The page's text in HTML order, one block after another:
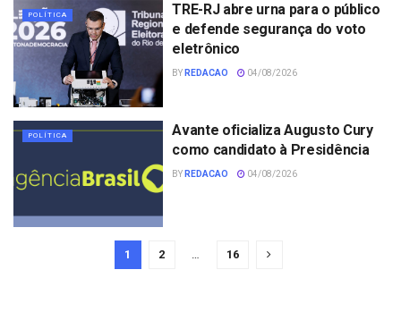
POLÍTICA
TRE-RJ abre urna para o público
e defende segurança do voto
eletrônico
BY REDACAO 04/08/2026
POLÍTICA
Avante oficializa Augusto Cury
como candidato à Presidência
BY REDACAO 04/08/2026
1 2 … 16